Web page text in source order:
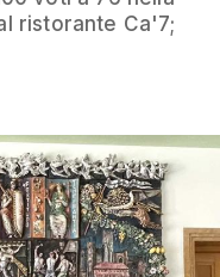
ristorante Ca'7;